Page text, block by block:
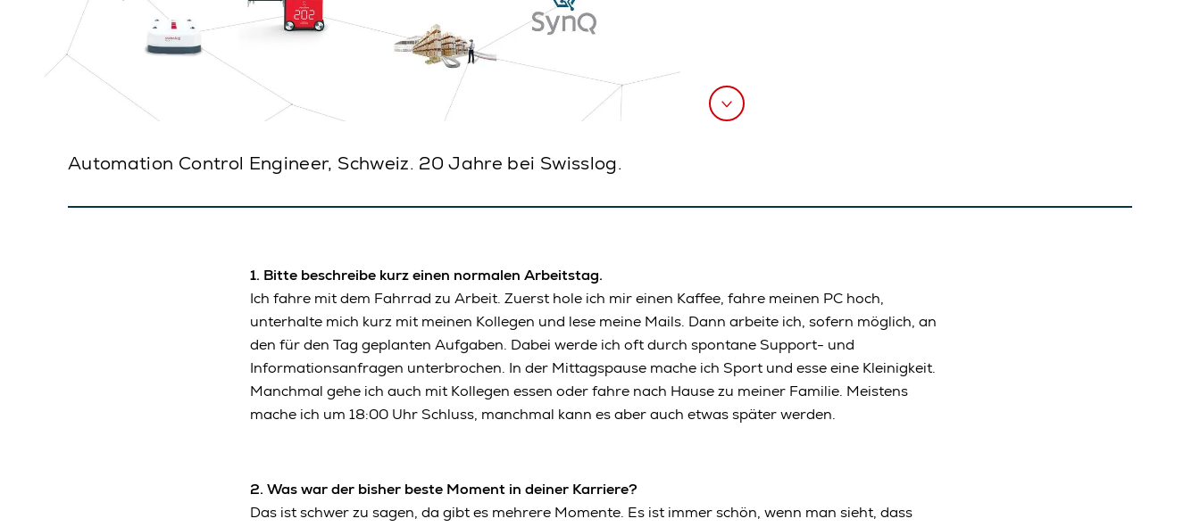
Automation Control Engineer, Schweiz. 20 Jahre bei Swisslog.
1. Bitte beschreibe kurz einen normalen Arbeitstag.
Ich fahre mit dem Fahrrad zu Arbeit. Zuerst hole ich mir einen Kaffee, fahre meinen PC hoch,
unterhalte mich kurz mit meinen Kollegen und lese meine Mails. Dann arbeite ich, sofern möglich, an
den für den Tag geplanten Aufgaben. Dabei werde ich oft durch spontane Support- und
Informationsanfragen unterbrochen. In der Mittagspause mache ich Sport und esse eine Kleinigkeit.
Manchmal gehe ich auch mit Kollegen essen oder fahre nach Hause zu meiner Familie. Meistens
mache ich um 18:00 Uhr Schluss, manchmal kann es aber auch etwas später werden.
2. Was war der bisher beste Moment in deiner Karriere?
Das ist schwer zu sagen, da gibt es mehrere Momente. Es ist immer schön, wenn man sieht, dass